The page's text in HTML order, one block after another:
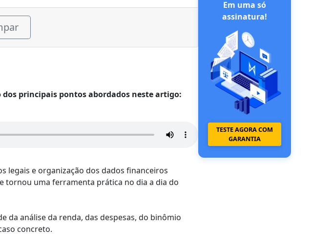
principais pontos abordados neste artigo:
legais e organização dos dados financeiros
tornou uma ferramenta prática no dia a dia do
da análise da renda, das despesas, do binômio
concreto.
Em uma só
assinatura!
TESTE AGORA COM
GARANTIA